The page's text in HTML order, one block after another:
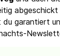
abgeschickt
garantiert